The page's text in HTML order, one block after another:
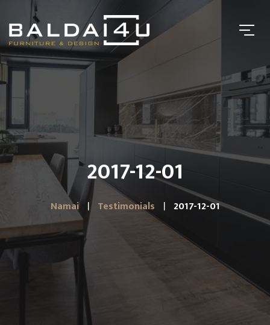
2017-12-01
Namai Testimonials 2017-12-01